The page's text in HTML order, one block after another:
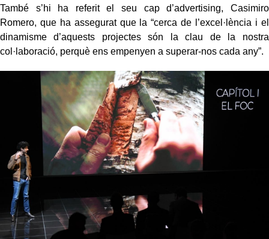
També s’hi ha referit el seu cap d’advertising, Casimiro
Romero, que ha assegurat que la “cerca de l’excel·lència i el
dinamisme d’aquests projectes són la clau de la nostra
col·laboració, perquè ens empenyen a superar-nos cada any”.